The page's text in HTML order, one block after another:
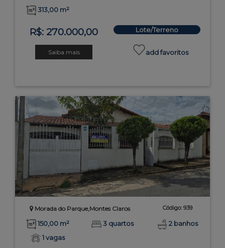
313,00 m²
R$: 270.000,00 Lote/Terreno
Saiba mais add favoritos
Morada do Parque,Montes Claros Código: 939
150,00 m² 3 quartos
2 banhos
1 vagas